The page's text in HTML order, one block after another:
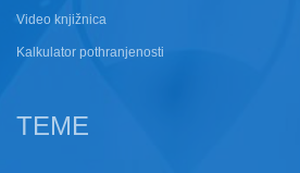
Video knjižnica
Kalkulator pothranjenosti
TEME